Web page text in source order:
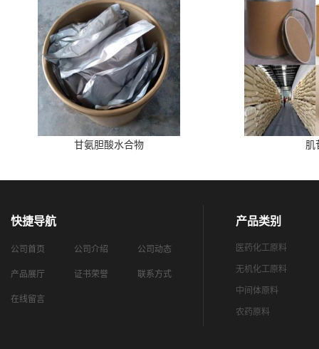
甘氨胆酸水合物 肌
快捷导航
公司首页 公司介绍 公司动态
产品展厅 证书荣誉 联系方式
在线留言
产品类别
医药化工原料
无机化工原料
中间体原料
农药原料